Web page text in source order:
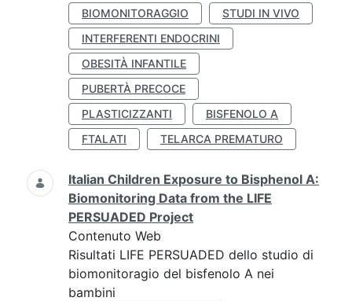
BIOMONITORAGGIO
STUDI IN VIVO
INTERFERENTI ENDOCRINI
OBESITÀ INFANTILE
PUBERTÀ PRECOCE
PLASTICIZZANTI
BISFENOLO A
FTALATI
TELARCA PREMATURO
Italian Children Exposure to Bisphenol A:
Biomonitoring Data from the LIFE
PERSUADED Project
Contenuto Web
Risultati LIFE PERSUADED dello studio di
biomonitoragio del bisfenolo A nei
bambini